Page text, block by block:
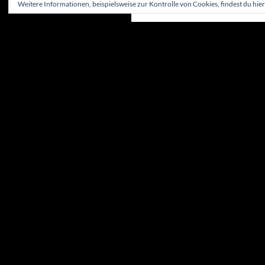
Weitere Informationen, beispielsweise zur Kontrolle von Cookies, findest du